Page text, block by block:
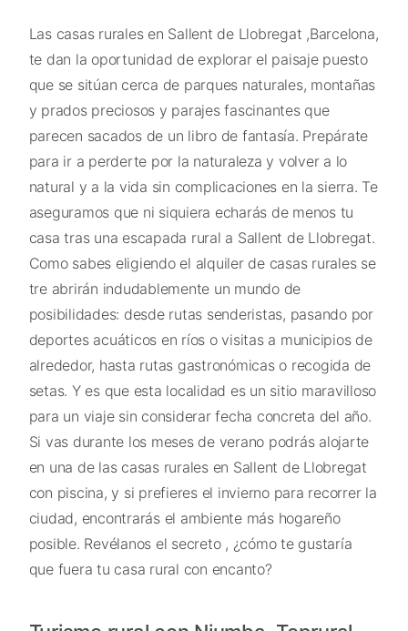
Las casas rurales en Sallent de Llobregat ,Barcelona,
te dan la oportunidad de explorar el paisaje puesto
que se sitúan cerca de parques naturales, montañas
y prados preciosos y parajes fascinantes que
parecen sacados de un libro de fantasía. Prepárate
para ir a perderte por la naturaleza y volver a lo
natural y a la vida sin complicaciones en la sierra. Te
aseguramos que ni siquiera echarás de menos tu
casa tras una escapada rural a Sallent de Llobregat.
Como sabes eligiendo el alquiler de casas rurales se
tre abrirán indudablemente un mundo de
posibilidades: desde rutas senderistas, pasando por
deportes acuáticos en ríos o visitas a municipios de
alrededor, hasta rutas gastronómicas o recogida de
setas. Y es que esta localidad es un sitio maravilloso
para un viaje sin considerar fecha concreta del año.
Si vas durante los meses de verano podrás alojarte
en una de las casas rurales en Sallent de Llobregat
con piscina, y si prefieres el invierno para recorrer la
ciudad, encontrarás el ambiente más hogareño
posible. Revélanos el secreto , ¿cómo te gustaría
que fuera tu casa rural con encanto?